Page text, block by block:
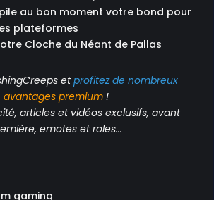
au bon moment votre bond pour
plateformes
Cloche du Néant de Pallas
etprofitez de nombreux
avantagespremium!
articles et vidéos exclusifs, avant
emotes et roles...